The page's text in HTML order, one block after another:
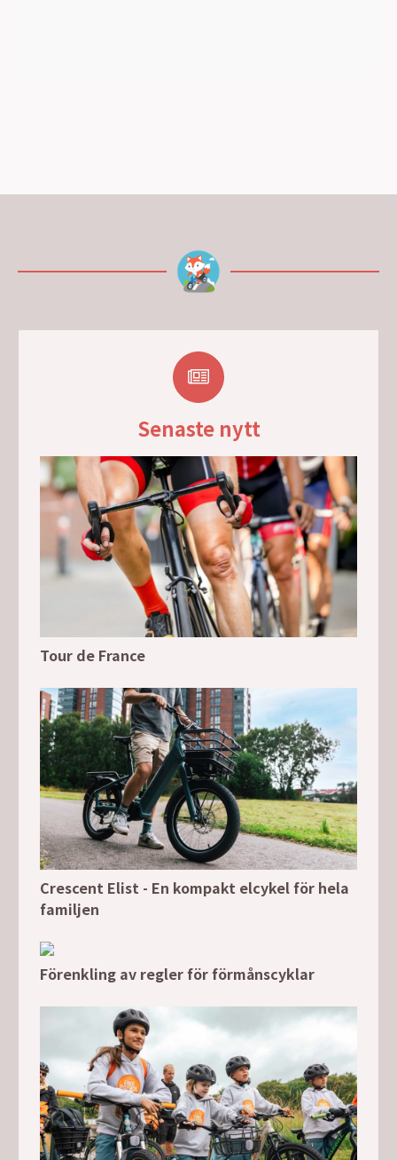
Senaste nytt
Tour de France
Crescent Elist - En kompakt elcykel för hela
familjen
Förenkling av regler för förmånscyklar